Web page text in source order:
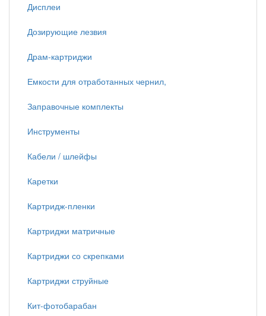
Дисплеи
Дозирующие лезвия
Драм-картриджи
Емкости для отработанных чернил,
Заправочные комплекты
Инструменты
Кабели / шлейфы
Каретки
Картридж-пленки
Картриджи матричные
Картриджи со скрепками
Картриджи струйные
Кит-фотобарабан